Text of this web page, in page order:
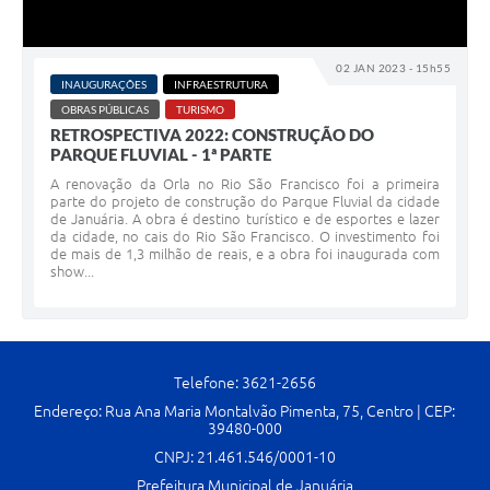
02 JAN 2023 - 15h55
INAUGURAÇÕES
INFRAESTRUTURA
OBRAS PÚBLICAS
TURISMO
RETROSPECTIVA 2022: CONSTRUÇÃO DO
PARQUE FLUVIAL - 1ª PARTE
A renovação da Orla no Rio São Francisco foi a primeira
parte do projeto de construção do Parque Fluvial da cidade
de Januária. A obra é destino turístico e de esportes e lazer
da cidade, no cais do Rio São Francisco. O investimento foi
de mais de 1,3 milhão de reais, e a obra foi inaugurada com
show...
Telefone: 3621-2656
Endereço: Rua Ana Maria Montalvão Pimenta, 75, Centro | CEP:
39480-000
CNPJ: 21.461.546/0001-10
Prefeitura Municipal de Januária